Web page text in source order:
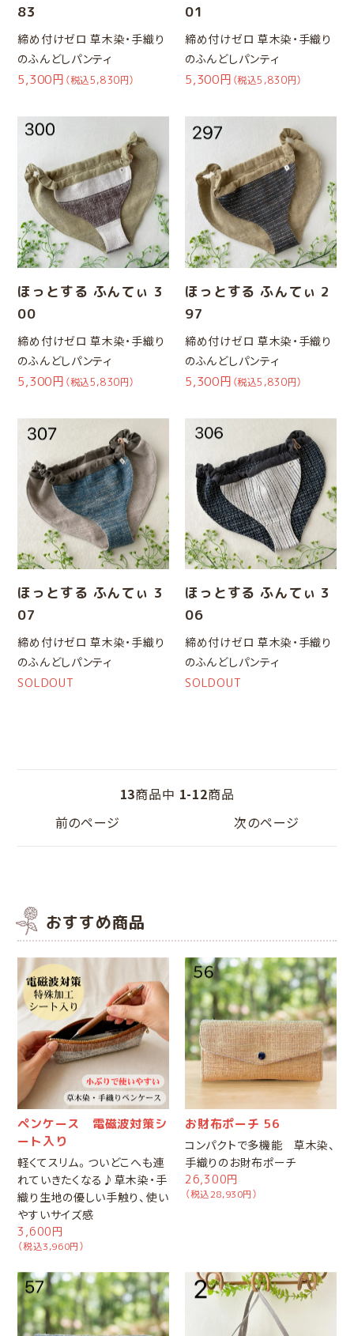
83
締め付けゼロ 草木染・手織り
のふんどしパンティ
5,300円 （税込5,830円）
01
締め付けゼロ 草木染・手織り
のふんどしパンティ
5,300円 （税込5,830円）
ほっとする ふんてぃ 3
00
締め付けゼロ 草木染・手織り
のふんどしパンティ
5,300円 （税込5,830円）
ほっとする ふんてぃ 2
97
締め付けゼロ 草木染・手織り
のふんどしパンティ
5,300円 （税込5,830円）
ほっとする ふんてぃ 3
07
締め付けゼロ 草木染・手織り
のふんどしパンティ
SOLDOUT
ほっとする ふんてぃ 3
06
締め付けゼロ 草木染・手織り
のふんどしパンティ
SOLDOUT
前のページ
13商品中 1-12商品
次のページ
おすすめ商品
ペンケース 電磁波対策シ
ート入り
軽くてスリム。ついどこへも連
れていきたくなる♪草木染・手
織り生地の優しい手触り、使い
やすいサイズ感
3,600円
（税込3,960円）
お財布ポーチ 56
コンパクトで多機能 草木染、
手織りのお財布ポーチ
26,300円
（税込28,930円）